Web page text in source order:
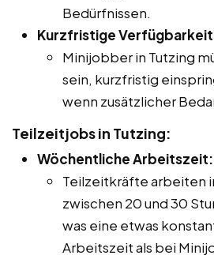
Bedürfnissen.
Kurzfristige
Minijobber in Tutzing
sein, kurzfristig
wenn zusätzlicher
Teilzeitjobs in Tutzing:
Wöchentliche Arbeitszeit:
Teilzeitkräfte arbeiten
zwischen 20 und 30
was eine etwas
Arbeitszeit als bei